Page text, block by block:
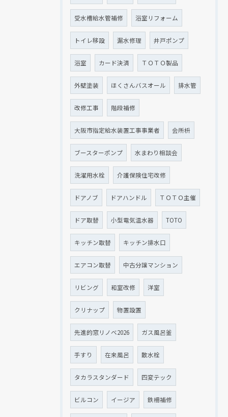
受水槽給水管補修 浴室リフォーム
トイレ移設 漏水修理 井戸ポンプ
浴室 カード決済 ＴＯＴＯ製品
外壁塗装 ほくさんバスオール 排水管
改修工事 階段補修
大阪市指定給水装置工事事業者 会所枡
ブースターポンプ 水まわり相談会
洗濯用水栓 介護保険住宅改修
ドアノブ ドアハンドル ＴＯＴＯ主催
ドア取替 小型電気温水器 TOTO
キッチン取替 キッチン排水口
エアコン取替 中古分譲マンション
リビング 和室改修 洋室
クリナップ 物置設置
先進的窓リノベ2026 ガス風呂釜
手すり 在来風呂 散水栓
タカラスタンダード 四変テック
ビルコン イージア 鉄柵補修